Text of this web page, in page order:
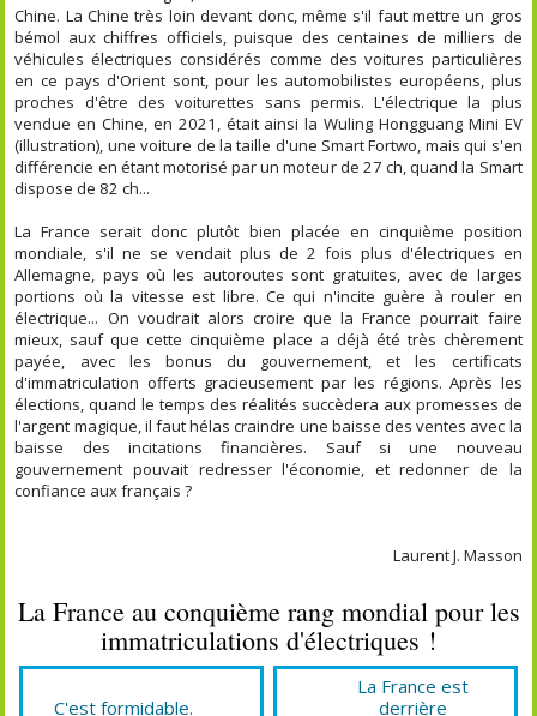
Chine. La Chine très loin devant donc, même s'il faut mettre un gros
bémol aux chiffres officiels, puisque des centaines de milliers de
véhicules électriques considérés comme des voitures particulières
en ce pays d'Orient sont, pour les automobilistes européens, plus
proches d'être des voiturettes sans permis. L'électrique la plus
vendue en Chine, en 2021, était ainsi la Wuling Hongguang Mini EV
(illustration), une voiture de la taille d'une Smart Fortwo, mais qui s'en
différencie en étant motorisé par un moteur de 27 ch, quand la Smart
dispose de 82 ch...
La France serait donc plutôt bien placée en cinquième position
mondiale, s'il ne se vendait plus de 2 fois plus d'électriques en
Allemagne, pays où les autoroutes sont gratuites, avec de larges
portions où la vitesse est libre. Ce qui n'incite guère à rouler en
électrique... On voudrait alors croire que la France pourrait faire
mieux, sauf que cette cinquième place a déjà été très chèrement
payée, avec les bonus du gouvernement, et les certificats
d'immatriculation offerts gracieusement par les régions. Après les
élections, quand le temps des réalités succèdera aux promesses de
l'argent magique, il faut hélas craindre une baisse des ventes avec la
baisse des incitations financières. Sauf si une nouveau
gouvernement pouvait redresser l'économie, et redonner de la
confiance aux français ?
Laurent J. Masson
La France au conquième rang mondial pour les
immatriculations d'électriques !
C'est formidable.
La France est
derrière